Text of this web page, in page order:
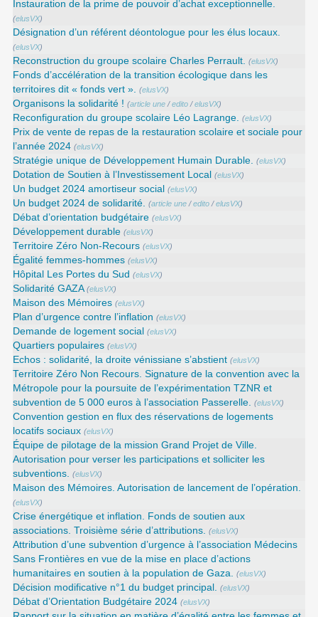
Instauration de la prime de pouvoir d’achat exceptionnelle.
(elusVX)
Désignation d’un référent déontologue pour les élus locaux.
(elusVX)
Reconstruction du groupe scolaire Charles Perrault. (elusVX)
Fonds d’accélération de la transition écologique dans les
territoires dit « fonds vert ».
(elusVX)
Organisons la solidarité ! (article une /edito /elusVX)
Reconfiguration du groupe scolaire Léo Lagrange. (elusVX)
Prix de vente de repas de la restauration scolaire et sociale pour
l’année 2024 (elusVX)
Stratégie unique de Développement Humain Durable. (elusVX)
Dotation de Soutien à l’Investissement Local (elusVX)
Un budget 2024 amortiseur social (elusVX)
Un budget 2024 de solidarité. (article une /edito /elusVX)
Débat d’orientation budgétaire (elusVX)
Développement durable (elusVX)
Territoire Zéro Non-Recours (elusVX)
Égalité femmes-hommes (elusVX)
Hôpital Les Portes du Sud (elusVX)
Solidarité GAZA (elusVX)
Maison des Mémoires (elusVX)
Plan d’urgence contre l’inflation (elusVX)
Demande de logement social (elusVX)
Quartiers populaires (elusVX)
Echos : solidarité, la droite vénissiane s’abstient (elusVX)
Territoire Zéro Non Recours. Signature de la convention avec la
Métropole pour la poursuite de l’expérimentation TZNR et
subvention de 5 000 euros à l’association Passerelle.
(elusVX)
Convention gestion en flux des réservations de logements
locatifs sociaux (elusVX)
Équipe de pilotage de la mission Grand Projet de Ville.
Autorisation pour verser les participations et solliciter les
subventions.
(elusVX)
Maison des Mémoires. Autorisation de lancement de l’opération.
(elusVX)
Crise énergétique et inflation. Fonds de soutien aux
associations. Troisième série d’attributions.
(elusVX)
Attribution d’une subvention d’urgence à l’association Médecins
Sans Frontières en vue de la mise en place d’actions
humanitaires en soutien à la population de Gaza.
(elusVX)
Décision modificative n°1 du budget principal. (elusVX)
Débat d’Orientation Budgétaire 2024 (elusVX)